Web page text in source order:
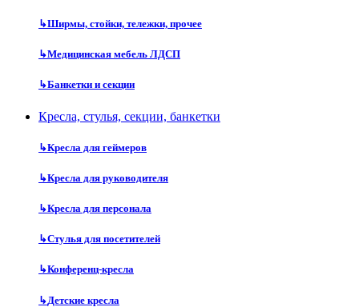
↳Ширмы, стойки, тележки, прочее
↳Медицинская мебель ЛДСП
↳Банкетки и секции
Кресла, стулья, секции, банкетки
↳Кресла для геймеров
↳Кресла для руководителя
↳Кресла для персонала
↳Стулья для посетителей
↳Конференц-кресла
↳Детские кресла